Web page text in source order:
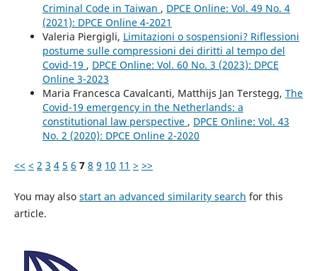
Criminal Code in Taiwan , DPCE Online: Vol. 49 No. 4
(2021): DPCE Online 4-2021
Valeria Piergigli, Limitazioni o sospensioni? Riflessioni
postume sulle compressioni dei diritti al tempo del
Covid-19 , DPCE Online: Vol. 60 No. 3 (2023): DPCE
Online 3-2023
Maria Francesca Cavalcanti, Matthijs Jan Terstegg, The
Covid-19 emergency in the Netherlands: a
constitutional law perspective , DPCE Online: Vol. 43
No. 2 (2020): DPCE Online 2-2020
<< < 2 3 4 5 6 7 8 9 10 11 > >>
You may also start an advanced similarity search for this
article.